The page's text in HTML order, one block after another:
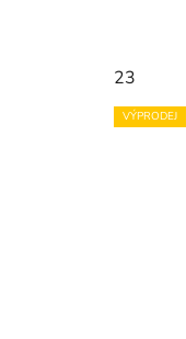
23
VÝPRODEJ